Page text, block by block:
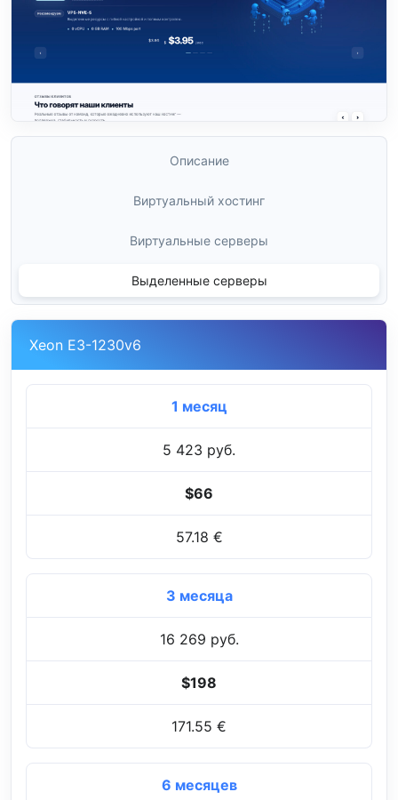
Описание
Виртуальный хостинг
Виртуальные серверы
Выделенные серверы
Xeon E3-1230v6
1 месяц
5 423 руб.
$66
57.18 €
3 месяца
16 269 руб.
$198
171.55 €
6 месяцев